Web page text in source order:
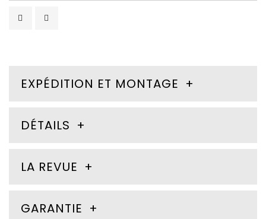
EXPÉDITION ET MONTAGE
DÉTAILS
LA REVUE
GARANTIE